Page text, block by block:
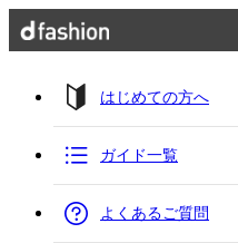
はじめての方へ
ガイド一覧
よくあるご質問